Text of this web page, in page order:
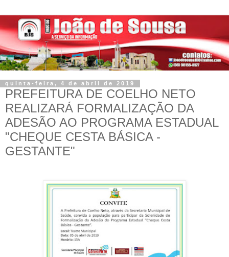
quinta-feira, 4 de abril de 2019
PREFEITURA DE COELHO NETO
REALIZARÁ FORMALIZAÇÃO DA
ADESÃO AO PROGRAMA ESTADUAL
"CHEQUE CESTA BÁSICA -
GESTANTE"